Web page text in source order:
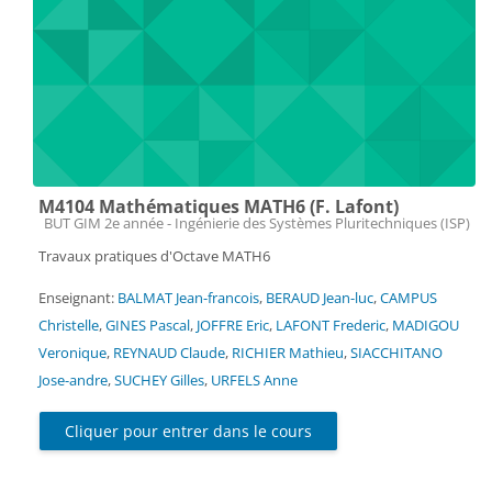
M4104 Mathématiques MATH6 (F. Lafont)
Catégorie de cours
BUT GIM 2e année - Ingénierie des Systèmes Pluritechniques (ISP)
Travaux pratiques d'Octave MATH6
Enseignant: BALMAT Jean-francois, BERAUD Jean-luc,CAMPUS
Christelle,GINES Pascal, JOFFRE Eric, LAFONT Frederic, MADIGOU
Veronique, REYNAUD Claude, RICHIER Mathieu,SIACCHITANO
Jose-andre,SUCHEY Gilles, URFELS Anne
Cliquer pour entrer dans le cours